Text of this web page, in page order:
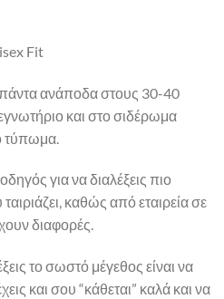
Fit
ανάποδα στους 30-40
και στο σιδέρωμα
τύπωμα.
για να διαλέξεις πιο
καθώς από εταιρεία σε
διαφορές.
το σωστό μέγεθος είναι να
και σου “κάθεται” καλά και να